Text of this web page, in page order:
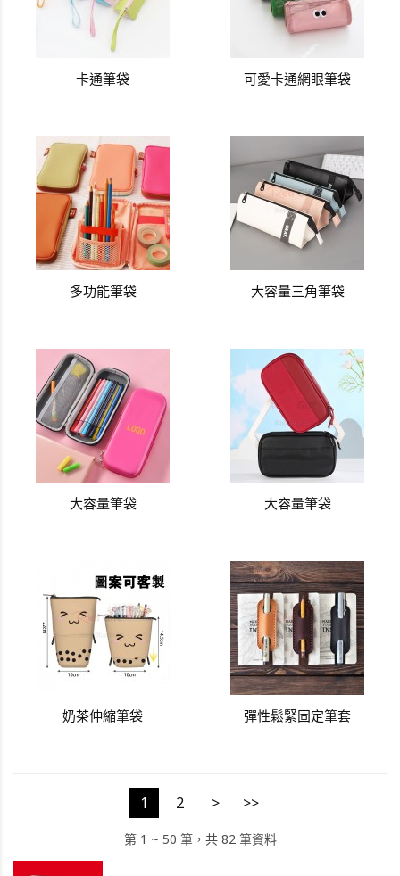
卡通筆袋 可愛卡通網眼筆袋
多功能筆袋 大容量三角筆袋
大容量筆袋 大容量筆袋
奶茶伸縮筆袋 彈性鬆緊固定筆套
1 2 > >>
第 1 ~ 50 筆，共 82 筆資料